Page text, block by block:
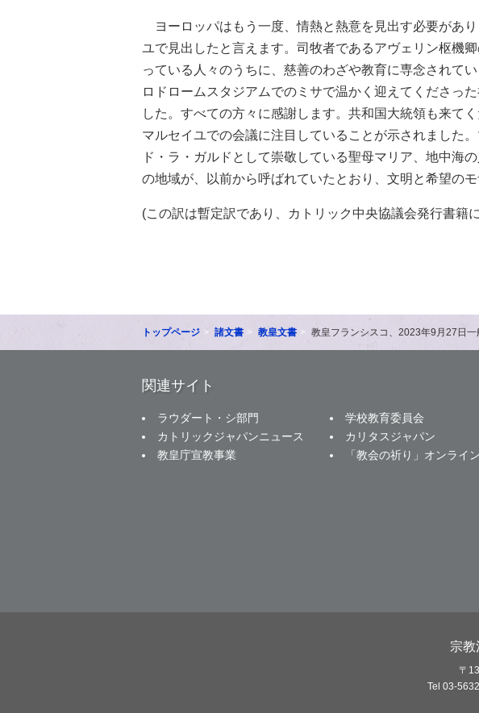
ヨーロッパはもう一度、情熱と熱意を見出す必要があ
ユで見出したと言えます。司牧者であるアヴェリン枢機
っている人々のうちに、慈善のわざや教育に専念されて
ロドロームスタジアムでのミサで温かく迎えてくださっ
した。すべての方々に感謝します。共和国大統領も来て
マルセイユでの会議に注目していることが示されました
ド・ラ・ガルドとして崇敬している聖母マリア、地中海
の地域が、以前から呼ばれていたとおり、文明と希望のモ
(この訳は暫定訳であり、カトリック中央協議会発行書籍
トップページ 諸文書 教皇文書 教皇フランシスコ、2023年9月27日
関連サイト
ラウダート・シ部門
学校教育委員会
カトリックジャパンニュース
カリタスジャパン
教皇庁宣教事業
「教会の祈り」オンライン
宗教
〒
Tel 03-